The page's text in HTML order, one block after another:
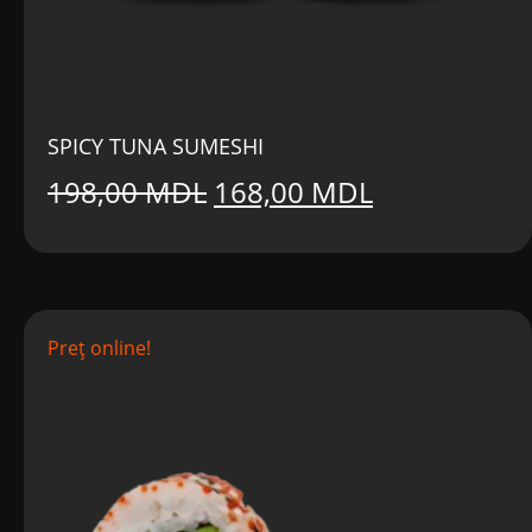
SPICY TUNA SUMESHI
198,00MDL Prețul
168,00 MDLPrețul
168,00
Preț online!